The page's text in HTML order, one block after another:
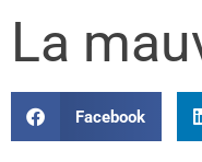
La
Facebook